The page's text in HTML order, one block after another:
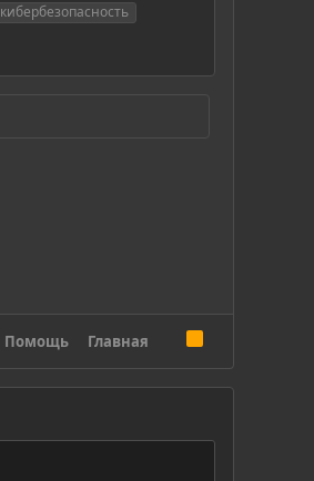
кибербезопасность
Помощь Главная
S